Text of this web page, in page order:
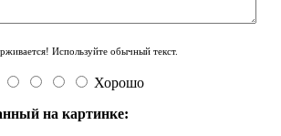
Используйте обычный текст.
Хорошо
на картинке: